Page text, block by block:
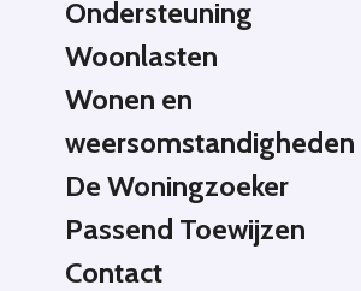
Ondersteuning
Woonlasten
Wonen en
weersomstandigheden
De Woningzoeker
Passend Toewijzen
Contact